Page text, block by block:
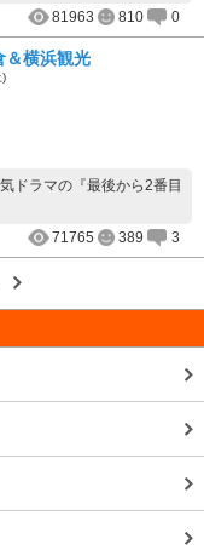
81963
810 0
＆横浜観光
)
ドラマの『最後から2番目
71765
389 3